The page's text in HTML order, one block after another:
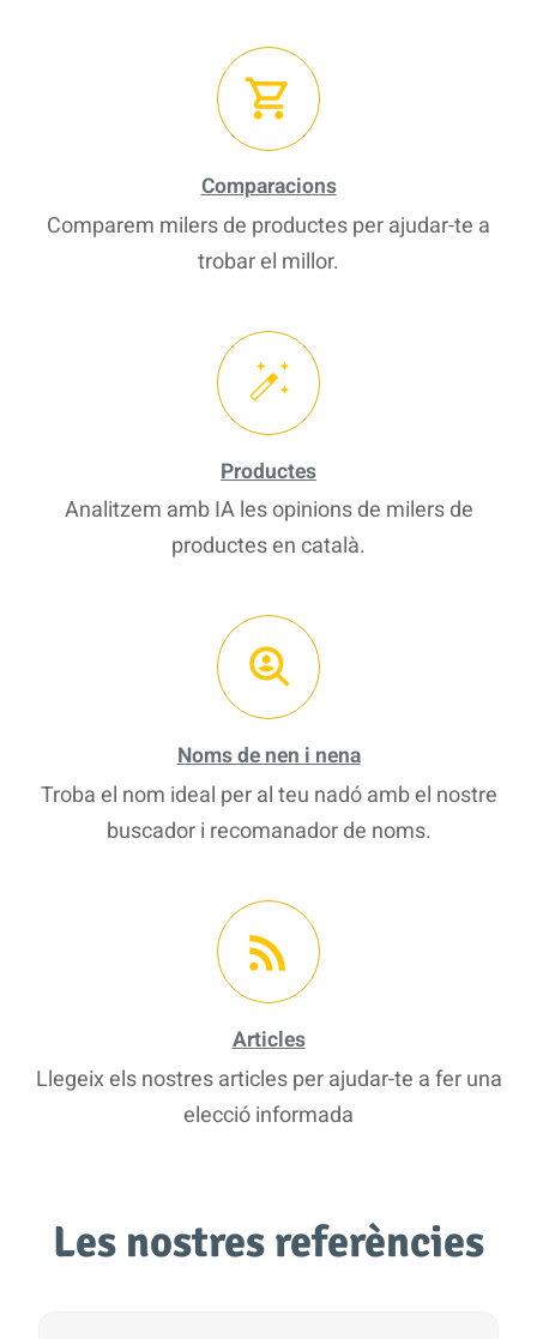
Comparacions
Comparem milers de productes per ajudar-te a
trobar el millor.
Productes
Analitzem amb IA les opinions de milers de
productes en català.
Noms de nen i nena
Troba el nom ideal per al teu nadó amb el nostre
buscador i recomanador de noms.
Articles
Llegeix els nostres articles per ajudar-te a fer una
elecció informada
Les nostres referències